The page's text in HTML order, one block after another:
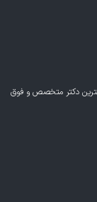
دکتر متخصص و فوق